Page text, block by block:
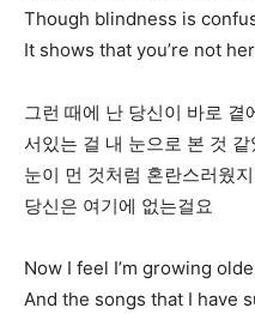
Though blindness is
It shows that you’re not
그런 때에 난 당신이 바로 곁
서있는 걸 내 눈으로 본 것 같
눈이 먼 것처럼 혼란스러웠
당신은 여기에 없는걸요
Now I feel I’m growing
And the songs that I have